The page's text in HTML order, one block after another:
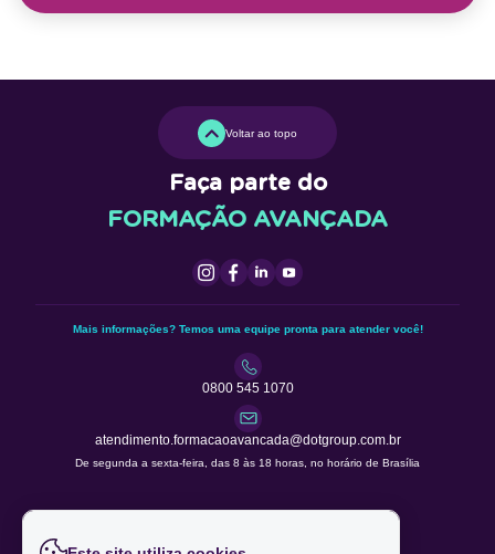
Voltar ao topo
Faça parte do
FORMAÇÃO AVANÇADA
Mais informações? Temos uma equipe pronta para atender você!
0800 545 1070
atendimento.formacaoavancada@dotgroup.com.br
De segunda a sexta-feira, das 8 às 18 horas, no horário de Brasília